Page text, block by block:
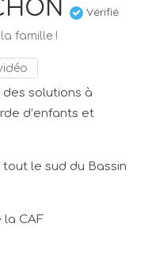
Vérifié
famille !
solutions à
d’enfants et
le sud du Bassin
la CAF